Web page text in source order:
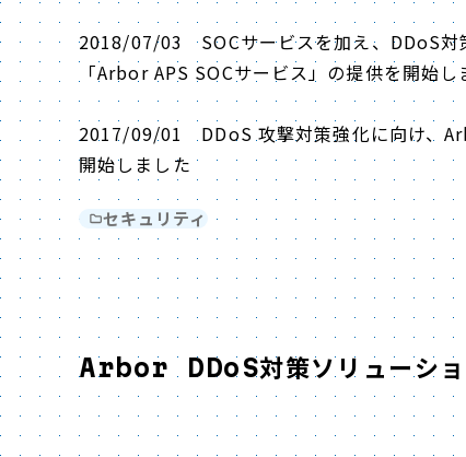
2018/07/03 SOCサービスを加え、DDoS対
「Arbor APS SOCサービス」の提供を開始し
2017/09/01 DDoS 攻撃対策強化に向け、
開始しました
セキュリティ
Arbor DDoS対策ソリューショ